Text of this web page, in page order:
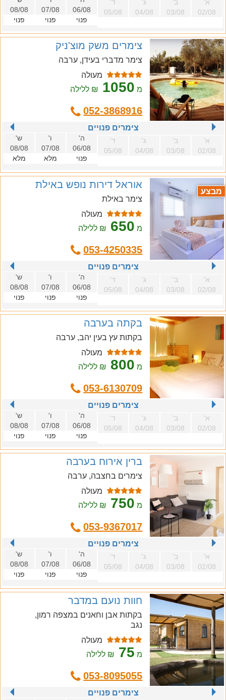
א'
02/08
ב'
03/08
ג'
04/08
ד'
05/08
06/08
פנוי
07/08
פנוי
08/08
פנוי
צימרים משק מוצ'ניק
צימר מדברי בעידן, ערבה
מעולה
מ 1050 ₪ ללילה
052-3868916
צימרים פנויים
א'
02/08
ב'
03/08
ג'
04/08
ד'
05/08
ה'
06/08
פנוי
ו'
07/08
מלא
ש'
08/08
מלא
מבצע
אוראל דירות נופש באילת
צימר באילת
מעולה
מ 650 ₪ ללילה
053-4250335
צימרים פנויים
א'
02/08
ב'
03/08
ג'
04/08
ד'
05/08
ה'
06/08
פנוי
ו'
07/08
פנוי
ש'
08/08
פנוי
בקתה בערבה
בקתות עץ בעין יהב, ערבה
מעולה
מ 800 ₪ ללילה
053-6130709
צימרים פנויים
א'
02/08
ב'
03/08
ג'
04/08
ד'
05/08
ה'
06/08
פנוי
ו'
07/08
פנוי
ש'
08/08
פנוי
ברין אירוח בערבה
צימרים בחצבה, ערבה
מעולה
מ 750 ₪ ללילה
053-9367017
צימרים פנויים
א'
02/08
ב'
03/08
ג'
04/08
ד'
05/08
ה'
06/08
פנוי
ו'
07/08
פנוי
ש'
08/08
פנוי
חוות נועם במדבר
בקתות אבן וחאנים במצפה רמון,
נגב
מעולה
מ 75 ₪ ללילה
053-8095055
צימרים פנויים